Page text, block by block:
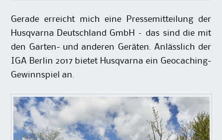
Gerade erreicht mich eine Pressemitteilung der
Husqvarna Deutschland GmbH – das sind die mit
den Garten- und anderen Geräten. Anlässlich der
IGA Berlin 2017 bietet Husqvarna ein Geocaching-
Gewinnspiel an.